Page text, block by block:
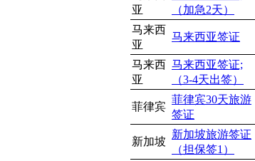
亚
（加急2天）
马来西
亚
马来西亚签证
马来西
亚
马来西亚签证;
（3-4天出签）
菲律宾
菲律宾30天旅游
签证
新加坡
新加坡旅游签证
（担保签1）